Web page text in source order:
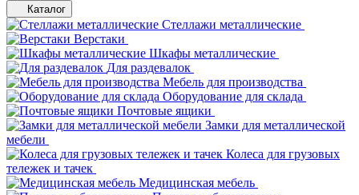
Каталог
Стеллажи металлические
Верстаки
Шкафы металлические
Для раздевалок
Мебель для производства
Оборудование для склада
Почтовые ящики
Замки для металлической
мебели
Колеса для грузовых
тележек и тачек
Медицинская мебель